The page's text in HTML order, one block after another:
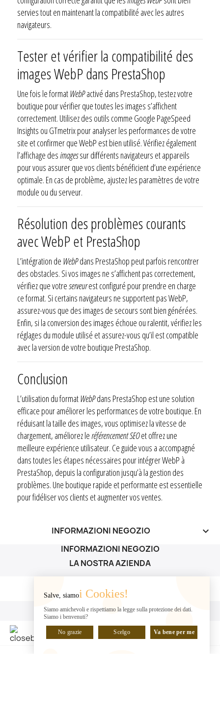
servies tout en maintenant la compatibilité avec les autres
navigateurs.
Tester et vérifier la compatibilité des
images WebP dans PrestaShop
Une fois le formatWebPactivé dans PrestaShop, testez votre
boutique pour vérifier que toutes les images s’affichent
correctement. Utilisez des outils comme Google PageSpeed
Insights ou GTmetrix pour analyser les performances de votre
site et confirmer que WebP est bien utilisé. Vérifiez également
l’affichage desimagessur différents navigateurs et appareils
pour vous assurer que vos clients bénéficient d’une expérience
optimale. En cas de problème, ajustez les paramètres de votre
module ou du serveur.
Résolution des problèmes courants
avec WebP et PrestaShop
L’intégration de WebPdans PrestaShop peut parfois rencontrer
des obstacles. Si vos images ne s’affichent pas correctement,
vérifiez que votreserveurest configuré pour prendre en charge
ce format. Si certains navigateurs ne supportent pas WebP,
assurez-vous que des images de secours sont bien générées.
Enfin, si la conversion des images échoue ou ralentit, vérifiez les
réglages du module utilisé et assurez-vous qu’il est compatible
avec la version de votre boutique PrestaShop.
Conclusion
L’utilisation du formatWebPdans PrestaShop est une solution
efficace pour améliorer les performances de votre boutique. En
réduisant la taille des images, vous optimisez la vitesse de
chargement, améliorez le référencement SEOet offrez une
meilleure expérience utilisateur. Ce guide vous a accompagné
dans toutes les étapes nécessaires pour intégrer WebP à
PrestaShop, depuis la configuration jusqu’à la gestion des
problèmes. Une boutique rapide et performante est essentielle
pour fidéliser vos clients et augmenter vos ventes.
INFORMAZIONI NEGOZIO keyboard_arrow_down
INFORMAZIONI NEGOZIO
LA NOSTRA AZIENDA
LA NOSTRA AZIENDA
IL TUO ACCOUNT
IL TUO ACCOUNT
Salve, siamoi Cookies!
Siamo amichevoli e rispettiamo la legge sulla protezione dei dati.
Siamo i benvenuti?
No grazie Scelgo Va bene per me
CHATTA CON NOI